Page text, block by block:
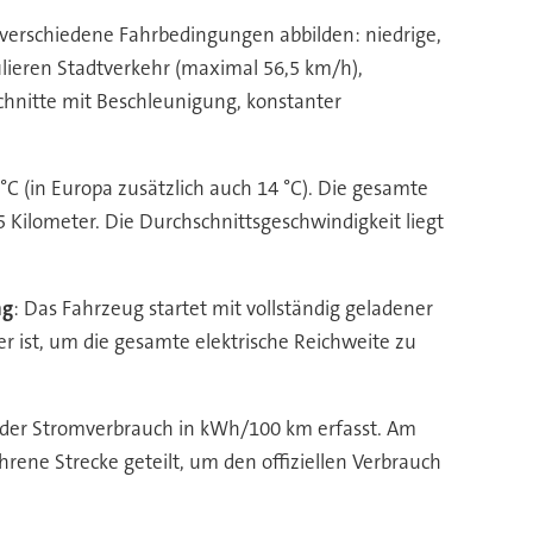
Fahrbedingungen abbilden: niedrige,
Stadtverkehr (maximal 56,5 km/h),
mit Beschleunigung, konstanter
(in Europa zusätzlich auch 14 °C). Die gesamte
Die Durchschnittsgeschwindigkeit liegt
: Das Fahrzeug startet mit vollständig geladener
ist, um die gesamte elektrische Reichweite zu
Stromverbrauch in kWh/100 km erfasst. Am
Strecke geteilt, um den offiziellen Verbrauch